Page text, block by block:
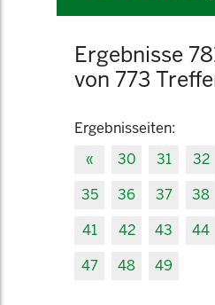
Ergebnisse
von 773
Ergebnisseiten:
«
30 31 32
35
36 37 38
41
42 43 44
47
48 49